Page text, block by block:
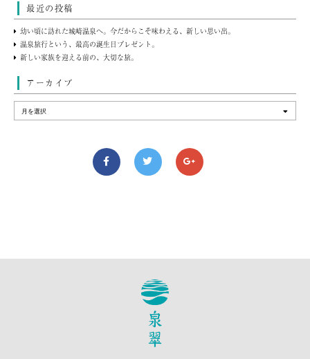
最近の投稿
幼い頃に訪れた城崎温泉へ。今だからこそ味わえる、新しい思い出。
温泉旅行という、最高の誕生日プレゼント。
新しい家族を迎える前の、大切な旅。
アーカイブ